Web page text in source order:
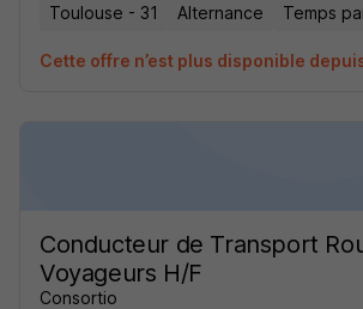
Toulouse - 31 Alternance Temps
Cette offre n’est plus disponible
Conducteur de Transport
Voyageurs H/F
Consortio